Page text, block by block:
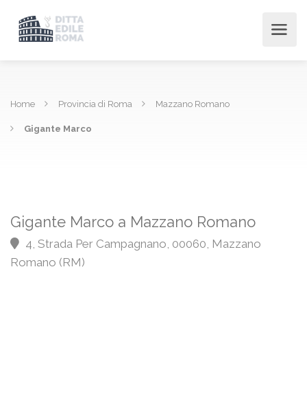
Home Provincia di Roma Mazzano Romano
Gigante Marco
Gigante Marco a Mazzano Romano
4, Strada Per Campagnano, 00060, Mazzano
Romano (RM)